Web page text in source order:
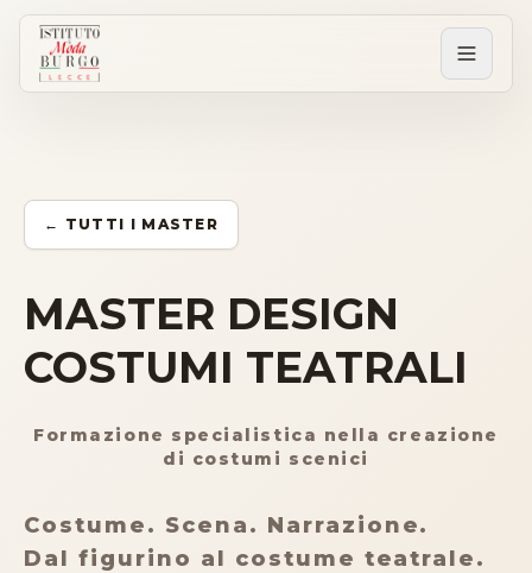
Tutti i corsi
Corsi brevi
Sartorial Experience
Storia
← TUTTI I MASTER
MASTER DESIGN
COSTUMI TEATRALI
Formazione specialistica nella creazione
di costumi scenici
Costume. Scena. Narrazione.
Dal figurino al costume teatrale.